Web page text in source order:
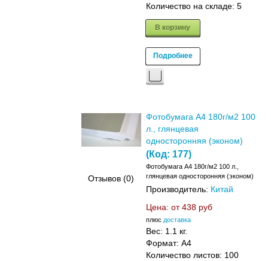
Количество на складе: 5
В корзину
Подробнее
Отзывов (0)
Фотобумага A4 180г/м2 100
л., глянцевая
односторонняя (эконом)
(Код: 177)
Фотобумага A4 180г/м2 100 л.,
глянцевая односторонняя (эконом)
Производитель: Китай
Цена: от 438 руб
плюс доставка
Вес: 1.1 кг.
Формат: A4
Количество листов: 100